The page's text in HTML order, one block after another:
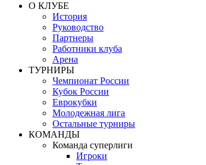
О КЛУБЕ
История
Руководство
Партнеры
Работники клуба
Арена
ТУРНИРЫ
Чемпионат России
Кубок России
Еврокубки
Молодежная лига
Остальные турниры
КОМАНДЫ
Команда суперлиги
Игроки